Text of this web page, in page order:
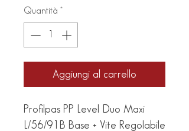
Quantità *
Aggiungi al carrello
Profilpas PP Level Duo Maxi
L/56/91B Base + Vite Regolabile